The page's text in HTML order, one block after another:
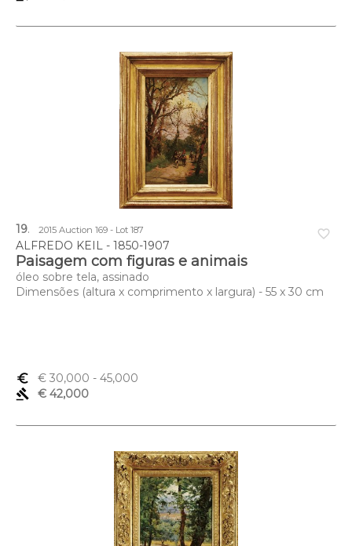
favorite_border
19. 2015 Auction 169 - Lot 187
ALFREDO KEIL - 1850-1907
Paisagem com figuras e animais
óleo sobre tela, assinado
Dimensões (altura x comprimento x largura) - 55 x 30 cm
euro_symbol € 30,000 - 45,000
gavel
€ 42,000